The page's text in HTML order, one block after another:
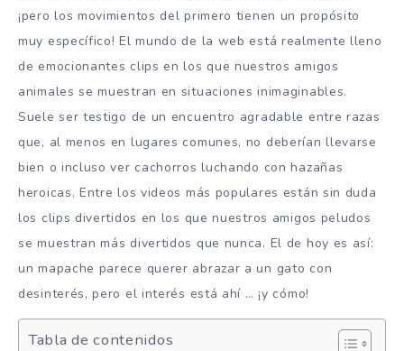
¡pero los movimientos del primero tienen un propósito
muy específico! El mundo de la web está realmente lleno
de emocionantes clips en los que nuestros amigos
animales se muestran en situaciones inimaginables.
Suele ser testigo de un encuentro agradable entre razas
que, al menos en lugares comunes, no deberían llevarse
bien o incluso ver cachorros luchando con hazañas
heroicas. Entre los videos más populares están sin duda
los clips divertidos en los que nuestros amigos peludos
se muestran más divertidos que nunca. El de hoy es así:
un mapache parece querer abrazar a un gato con
desinterés, pero el interés está ahí … ¡y cómo!
Tabla de contenidos